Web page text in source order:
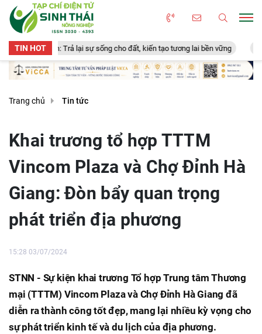
TIN HOT
lại sự sống cho đất, kiến tạo tương lai bền vững Thịt bò nuôi cấy tế
Trang chủ Tin tức
Khai trương tổ hợp TTTM
Vincom Plaza và Chợ Đỉnh Hà
Giang: Đòn bẩy quan trọng
phát triển địa phương
15:28 03/07/2024
STNN - Sự kiện khai trương Tổ hợp Trung tâm Thương
mại (TTTM) Vincom Plaza và Chợ Đỉnh Hà Giang đã
diễn ra thành công tốt đẹp, mang lại nhiều kỳ vọng cho
sự phát triển kinh tế và du lịch của địa phương.